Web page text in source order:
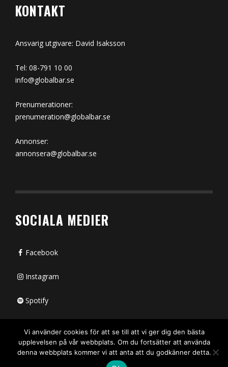
KONTAKT
Ansvarig utgivare: David Isaksson
Tel: 08-791 10 00
info@globalbar.se
Prenumerationer:
prenumeration@globalbar.se
Annonser:
annonsera@globalbar.se
SOCIALA MEDIER
Facebook
Instagram
Spotify
X (passiv)
Vi använder cookies för att se till att vi ger dig den bästa
upplevelsen på vår webbplats. Om du fortsätter att använda
denna webbplats kommer vi att anta att du godkänner detta.